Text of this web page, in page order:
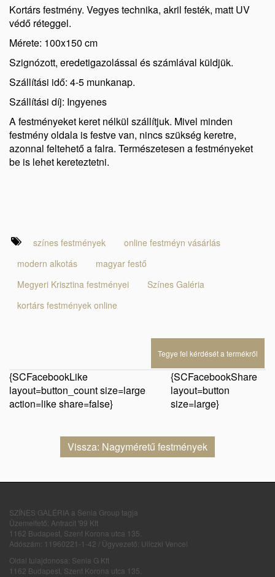
Kortárs festmény. Vegyes technika, akril festék, matt UV
védő réteggel.
Mérete: 100x150 cm
Szignózott, eredetigazolással és számlával küldjük.
Szállítási idő: 4-5 munkanap.
Szállítási díj: Ingyenes
A festményeket keret nélkül szállítjuk. Mivel minden
festmény oldala is festve van, nincs szükség keretre,
azonnal feltehető a falra. Természetesen a festményeket
be is lehet kereteztetni.
színes festmények
online festméyn vásárlás
modern alkotás
magyar festő
Megyeri Krisztina festményei
Színes Galéria
kortárs festmények online
Tegye fel kérdését a termékről
{SCFacebookLike
layout=button_count size=large
action=like share=false}
{SCFacebookShare
layout=button
size=large}
Vissza: Nagyméretű festmények
SZÍNES GALÉRIA a Senia Group tagja
Üzemeltető: Antracit '99 Kft
1162 Budapest, Szent Korona utca 135.
Adószám: 11960221-1-42 / Ügyvezető: Uliczki Vencel
Oldal tulajdonosa: Senia G Kft
1162 Budapest, Szent Korona utca 135.